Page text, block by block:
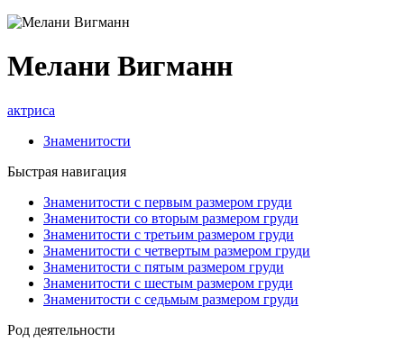
Мелани Вигманн
актриса
Знаменитости
Быстрая навигация
Знаменитости с первым размером груди
Знаменитости со вторым размером груди
Знаменитости с третьим размером груди
Знаменитости с четвертым размером груди
Знаменитости с пятым размером груди
Знаменитости с шестым размером груди
Знаменитости с седьмым размером груди
Род деятельности